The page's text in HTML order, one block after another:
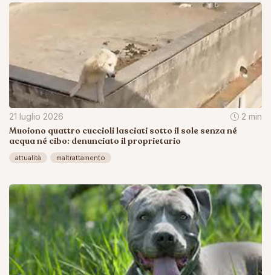
21 luglio 2026 2 min
Muoiono quattro cuccioli lasciati sotto il sole senza né
acqua né cibo: denunciato il proprietario
attualità maltrattamento